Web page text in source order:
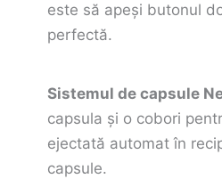
este să apeși butonul
perfectă.
Sistemul de capsule
capsula și o cobori
ejectată automat în
capsule.